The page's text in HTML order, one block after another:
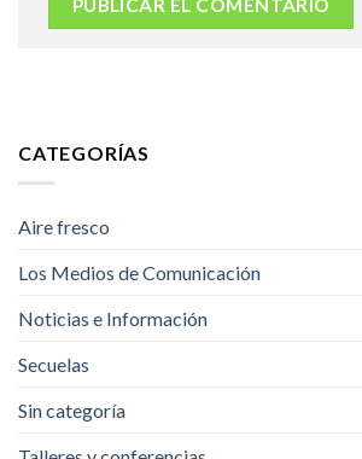
CATEGORÍAS
Aire fresco
Los Medios de Comunicación
Noticias e Información
Secuelas
Sin categoría